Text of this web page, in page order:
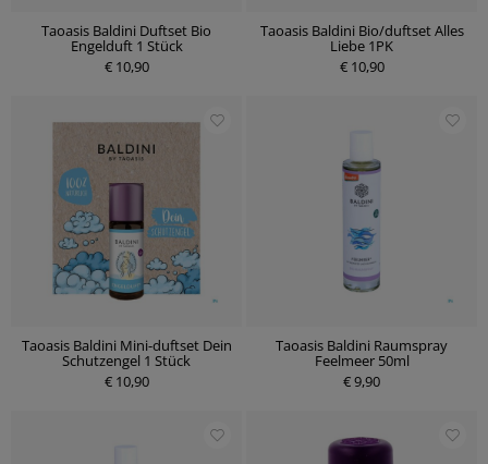
Taoasis Baldini Duftset Bio
Engelduft 1 Stück
€ 10,90
Taoasis Baldini Bio/duftset Alles
Liebe 1PK
€ 10,90
Taoasis Baldini Mini-duftset Dein
Schutzengel 1 Stück
€ 10,90
Taoasis Baldini Raumspray
Feelmeer 50ml
€ 9,90